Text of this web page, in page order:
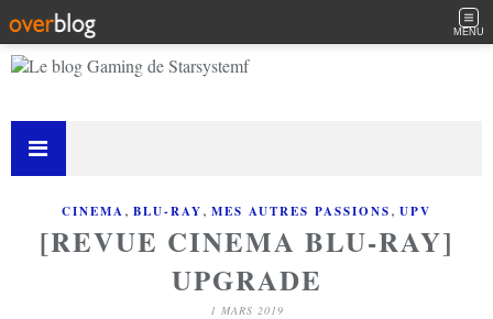
MENU
CINEMA, BLU-RAY, MES AUTRES PASSIONS, UPV
[REVUE CINEMA BLU-RAY]
UPGRADE
1 MARS 2019